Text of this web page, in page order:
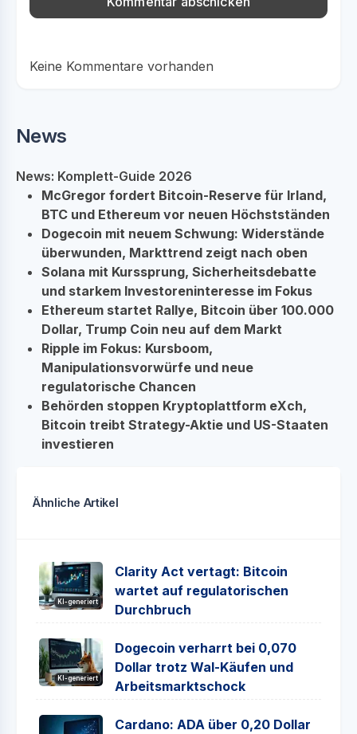
Keine Kommentare vorhanden
News
News: Komplett-Guide 2026
McGregor fordert Bitcoin-Reserve für Irland,
BTC und Ethereum vor neuen Höchstständen
Dogecoin mit neuem Schwung: Widerstände
überwunden, Markttrend zeigt nach oben
Solana mit Kurssprung, Sicherheitsdebatte
und starkem Investoreninteresse im Fokus
Ethereum startet Rallye, Bitcoin über 100.000
Dollar, Trump Coin neu auf dem Markt
Ripple im Fokus: Kursboom,
Manipulationsvorwürfe und neue
regulatorische Chancen
Behörden stoppen Kryptoplattform eXch,
Bitcoin treibt Strategy-Aktie und US-Staaten
investieren
Ähnliche Artikel
KI-generiert
Clarity Act vertagt: Bitcoin
wartet auf regulatorischen
Durchbruch
KI-generiert
Dogecoin verharrt bei 0,070
Dollar trotz Wal-Käufen und
Arbeitsmarktschock
Cardano: ADA über 0,20 Dollar